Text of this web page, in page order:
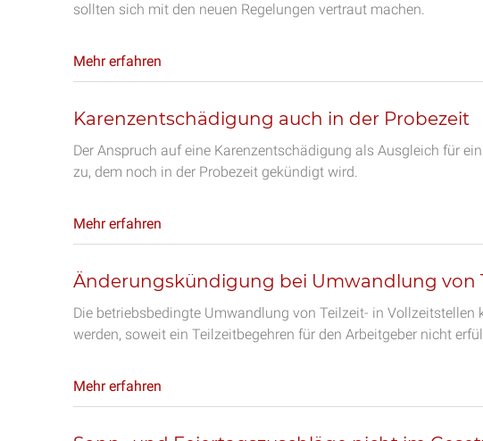
sollten sich mit den neuen Regelungen vertraut machen.
Mehr erfahren
Karenzentschädigung auch in der Probezeit
Der Anspruch auf eine Karenzentschädigung als Ausgleich für
zu, dem noch in der Probezeit gekündigt wird.
Mehr erfahren
Änderungskündigung bei Umwandlung von
Die betriebsbedingte Umwandlung von Teilzeit- in
werden, soweit ein Teilzeitbegehren für den Arbeitgeber nicht
Mehr erfahren